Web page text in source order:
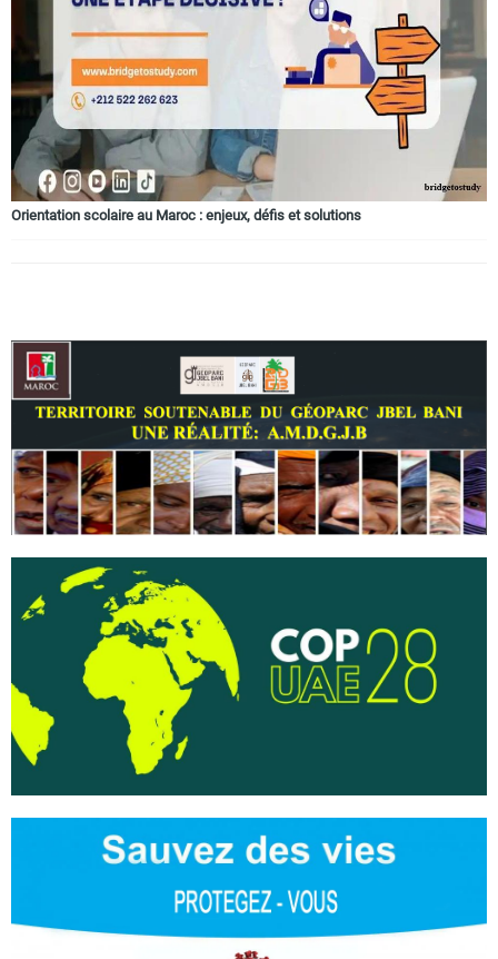
Tourisme
Régions
Evenements
Contact
Orientation scolaire au Maroc : enjeux, défis et solutions